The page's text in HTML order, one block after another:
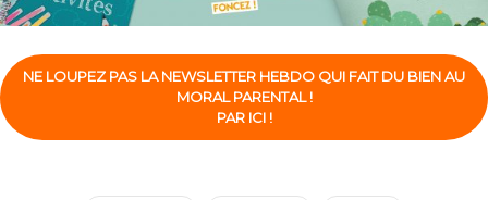
NE LOUPEZ PAS LA NEWSLETTER HEBDO QUI FAIT DU BIEN AU
MORAL PARENTAL !
PAR ICI !